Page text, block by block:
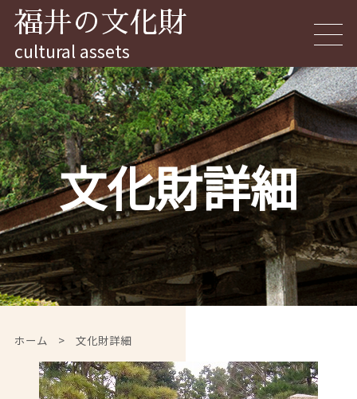
福井の文化財
cultural assets
文化財詳細
ホーム > 文化財詳細